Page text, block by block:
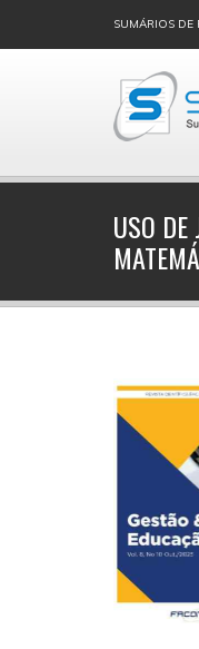
SUMÁRIOS DE
USO DE